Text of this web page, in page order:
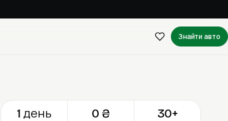
Знайти авто
1 день 0 ₴ 30+